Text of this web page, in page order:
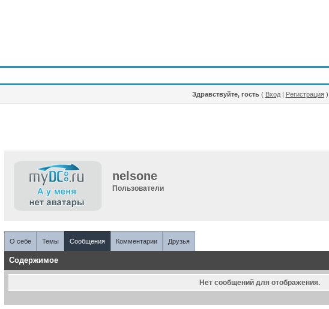
Здравствуйте, гость( Вход| Регистрация)
nelsone
Пользователи
О себе Темы Сообщения Комментарии Друзья
Содержимое
Нет сообщений для отображения.